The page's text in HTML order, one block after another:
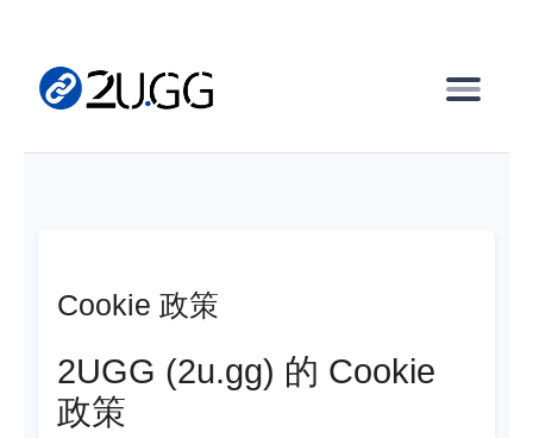
Cookie 政策
2UGG (2u.gg) 的 Cookie
政策